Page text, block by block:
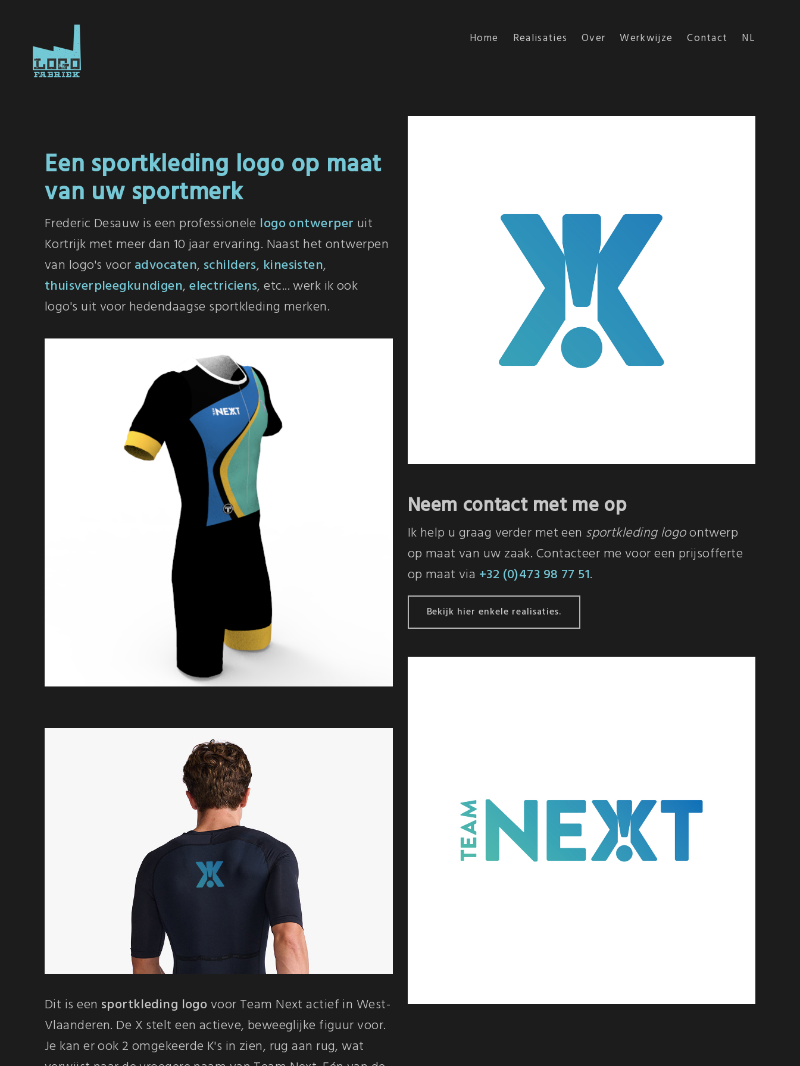
Home Realisaties Over Werkwijze Contact NL
Een sportkleding logo op maat
van uw sportmerk
Frederic Desauw is een professionele logo ontwerper uit
Kortrijk met meer dan 10 jaar ervaring. Naast het ontwerpen
van logo's voor advocaten, schilders, kinesisten,
thuisverpleegkundigen,electriciens, etc... werk ik ook
logo's uit voor hedendaagse sportkleding merken.
Dit is een sportkleding logovoor Team Next actief in West-
Vlaanderen. De X stelt een actieve, beweeglijke figuur voor.
Je kan er ook 2 omgekeerde K's in zien, rug aan rug, wat
Neem contact met me op
Ik help u graag verder met een sportkleding logoontwerp
op maat van uw zaak. Contacteer me voor een prijsofferte
op maat via +32 (0)473 98 77 51.
Bekijk hier enkele realisaties.